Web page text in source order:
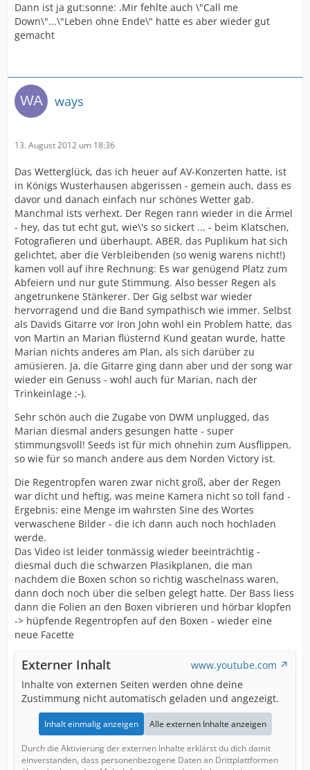
Dann ist ja gut:sonne: .Mir fehlte auch \"Call me
Down\"...\"Leben ohne Ende\" hatte es aber wieder gut
gemacht
ways
13. August 2012 um 18:36
Das Wetterglück, das ich heuer auf AV-Konzerten hatte, ist
in Königs Wusterhausen abgerissen - gemein auch, dass es
davor und danach einfach nur schönes Wetter gab.
Manchmal ists verhext. Der Regen rann wieder in die Ärmel
- hey, das tut echt gut, wie\'s so sickert ... - beim Klatschen,
Fotografieren und überhaupt. ABER, das Puplikum hat sich
gelichtet, aber die Verbleibenden (so wenig warens nicht!)
kamen voll auf ihre Rechnung: Es war genügend Platz zum
Abfeiern und nur gute Stimmung. Also besser Regen als
angetrunkene Stänkerer. Der Gig selbst war wieder
hervorragend und die Band sympathisch wie immer. Selbst
als Davids Gitarre vor Iron John wohl ein Problem hatte, das
von Martin an Marian flüsternd Kund geatan wurde, hatte
Marian nichts anderes am Plan, als sich darüber zu
amüsieren. Ja, die Gitarre ging dann aber und der song war
wieder ein Genuss - wohl auch für Marian, nach der
Trinkeinlage ;-).
Sehr schön auch die Zugabe von DWM unplugged, das
Marian diesmal anders gesungen hatte - super
stimmungsvoll! Seeds ist für mich ohnehin zum Ausflippen,
so wie für so manch andere aus dem Norden Victory ist.
Die Regentropfen waren zwar nicht groß, aber der Regen
war dicht und heftig, was meine Kamera nicht so toll fand -
Ergebnis: eine Menge im wahrsten Sine des Wortes
verwaschene Bilder - die ich dann auch noch hochladen
werde.
Das Video ist leider tonmässig wieder beeinträchtig -
diesmal duch die schwarzen Plasikplanen, die man
nachdem die Boxen schon so richtig waschelnass waren,
dann doch noch über die selben gelegt hatte. Der Bass liess
dann die Folien an den Boxen vibrieren und hörbar klopfen
-> hüpfende Regentropfen auf den Boxen - wieder eine
neue Facette
Externer Inhalt
www.youtube.com
Inhalte von externen Seiten werden ohne deine
Zustimmung nicht automatisch geladen und angezeigt.
Inhalt einmalig anzeigen Alle externen Inhalte anzeigen
Durch die Aktivierung der externen Inhalte erklärst du dich damit
einverstanden, dass personenbezogene Daten an Drittplattformen